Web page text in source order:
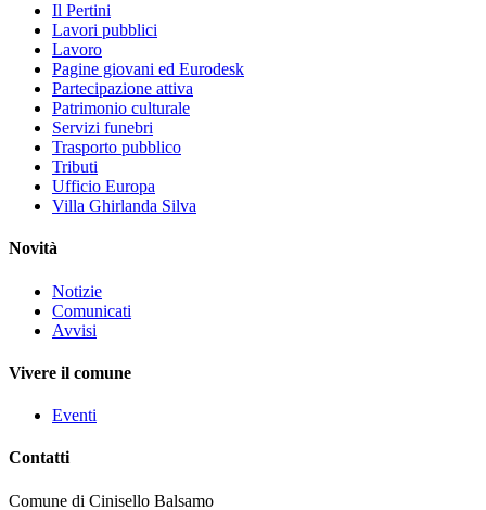
Il Pertini
Lavori pubblici
Lavoro
Pagine giovani ed Eurodesk
Partecipazione attiva
Patrimonio culturale
Servizi funebri
Trasporto pubblico
Tributi
Ufficio Europa
Villa Ghirlanda Silva
Novità
Notizie
Comunicati
Avvisi
Vivere il comune
Eventi
Contatti
Comune di Cinisello Balsamo